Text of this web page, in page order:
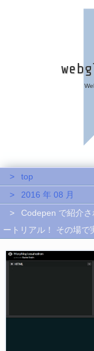
top
2016 年 08 月
Codepen で紹介
ートリアル！ その場で